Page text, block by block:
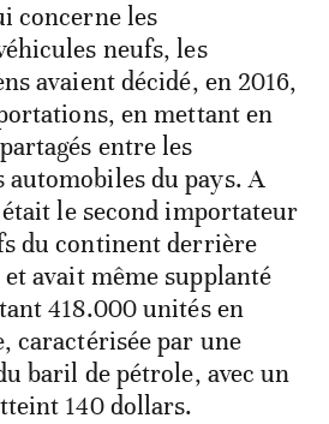
concerne les
neufs, les
avaient décidé, en 2016,
en mettant en
entre les
automobiles du pays. A
était le second importateur
du continent derrière
avait même supplanté
418.000 unités en
caractérisée par une
baril de pétrole, avec un
140 dollars.